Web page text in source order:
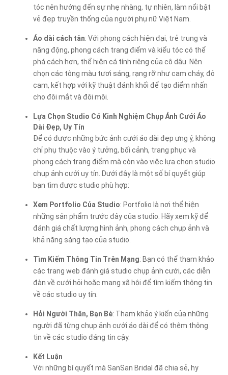
tóc nên hướng đến sự nhẹ nhàng, tự nhiên, làm nổi bật
vẻ đẹp truyền thống của người phụ nữ Việt Nam.
Áo dài cách tân: Với phong cách hiện đại, trẻ trung và
năng động, phong cách trang điểm và kiểu tóc có thể
phá cách hơn, thể hiện cá tính riêng của cô dâu. Nên
chọn các tông màu tươi sáng, rạng rỡ như cam cháy, đỏ
cam, kết hợp với kỹ thuật đánh khối để tạo điểm nhấn
cho đôi mắt và đôi môi.
Lựa Chọn Studio Có Kinh Nghiệm Chụp Ảnh Cưới Áo
Dài Đẹp, Uy Tín
Để có được những bức ảnh cưới áo dài đẹp ưng ý, không
chỉ phụ thuộc vào ý tưởng, bối cảnh, trang phục và
phong cách trang điểm mà còn vào việc lựa chọn studio
chụp ảnh cưới uy tín. Dưới đây là một số bí quyết giúp
bạn tìm được studio phù hợp:
Xem Portfolio Của Studio: Portfolio là nơi thể hiện
những sản phẩm trước đây của studio. Hãy xem kỹ để
đánh giá chất lượng hình ảnh, phong cách chụp ảnh và
khả năng sáng tạo của studio.
Tìm Kiếm Thông Tin Trên Mạng: Bạn có thể tham khảo
các trang web đánh giá studio chụp ảnh cưới, các diễn
đàn về cưới hỏi hoặc mạng xã hội để tìm kiếm thông tin
về các studio uy tín.
Hỏi Người Thân, Bạn Bè: Tham khảo ý kiến của những
người đã từng chụp ảnh cưới áo dài để có thêm thông
tin về các studio đáng tin cậy.
Kết Luận
Với những bí quyết mà SanSan Bridal đã chia sẻ, hy